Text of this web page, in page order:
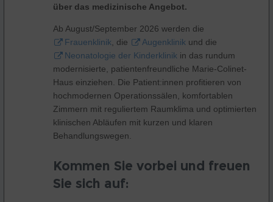
über das medizinische Angebot.
Ab August/September 2026 werden die
Frauenklinik , die Augenklinik und die
Neonatologie der Kinderklinik in das rundum
modernisierte, patientenfreundliche Marie-Colinet-
Haus einziehen. Die Patient:innen profitieren von
hochmodernen Operationssälen, komfortablen
Zimmern mit reguliertem Raumklima und optimierten
klinischen Abläufen mit kurzen und klaren
Behandlungswegen.
Kommen Sie vorbei und freuen
Sie sich auf: